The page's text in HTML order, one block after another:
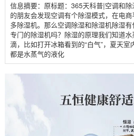
信息摘要：原标题：365天科普|空调和
的朋友会发现空调有个除湿模式，在电
多除湿机。那么空调除湿和除湿机除湿
专门的除湿机吗？除湿的原理我们知道
滴，比如打开冰箱看到的“白气”，夏天
都是水蒸气的液化